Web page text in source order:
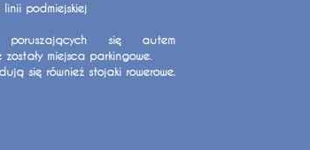
podmiejskiej
się autem
miejsca parkingowe.
się również stojaki rowerowe.